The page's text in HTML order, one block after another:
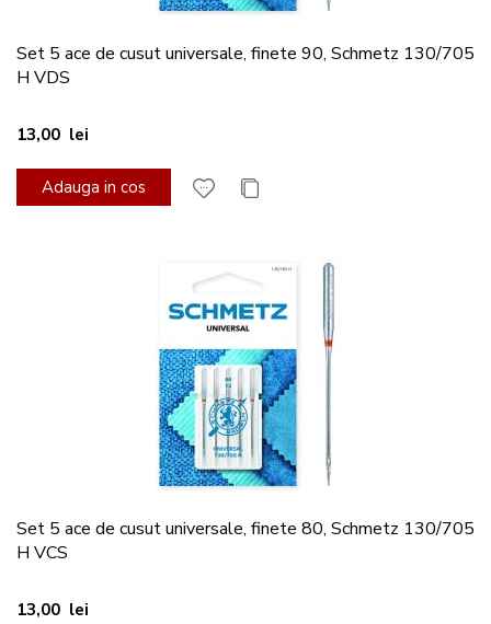
Set 5 ace de cusut universale, finete 90, Schmetz 130/705
H VDS
13,00 lei
Adauga in cos
Set 5 ace de cusut universale, finete 80, Schmetz 130/705
H VCS
13,00 lei